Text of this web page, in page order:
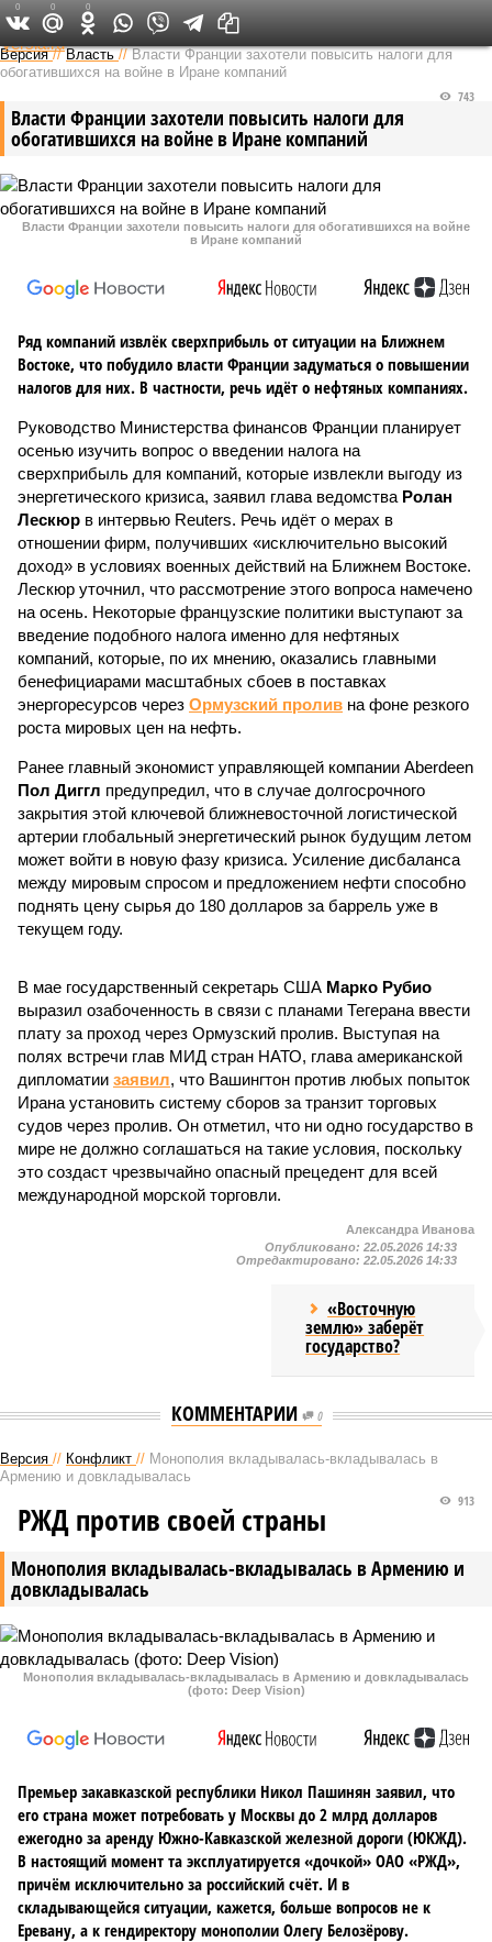
Федеральный выпуск
Версия //Власть //Власти Франции захотели повысить налоги для
обогатившихся на войне в Иране компаний
Власти Франции захотели повысить налоги для
обогатившихся на войне в Иране компаний
743
Власти Франции захотели повысить налоги для обогатившихся на войне
в Иране компаний
Ряд компаний извлёк сверхприбыль от ситуации на Ближнем
Востоке, что побудило власти Франции задуматься о повышении
налогов для них. В частности, речь идёт о нефтяных компаниях.
Руководство Министерства финансов Франции планирует
осенью изучить вопрос о введении налога на
сверхприбыль для компаний, которые извлекли выгоду из
энергетического кризиса, заявил глава ведомства Ролан
Лескюр в интервью Reuters. Речь идёт о мерах в
отношении фирм, получивших «исключительно высокий
доход» в условиях военных действий на Ближнем Востоке.
Лескюр уточнил, что рассмотрение этого вопроса намечено
на осень. Некоторые французские политики выступают за
введение подобного налога именно для нефтяных
компаний, которые, по их мнению, оказались главными
бенефициарами масштабных сбоев в поставках
энергоресурсов через Ормузский пролив на фоне резкого
роста мировых цен на нефть.
Ранее главный экономист управляющей компании Aberdeen
Пол Диггл предупредил, что в случае долгосрочного
закрытия этой ключевой ближневосточной логистической
артерии глобальный энергетический рынок будущим летом
может войти в новую фазу кризиса. Усиление дисбаланса
между мировым спросом и предложением нефти способно
поднять цену сырья до 180 долларов за баррель уже в
текущем году.
В мае государственный секретарь США Марко Рубио
выразил озабоченность в связи с планами Тегерана ввести
плату за проход через Ормузский пролив. Выступая на
полях встречи глав МИД стран НАТО, глава американской
дипломатии заявил, что Вашингтон против любых попыток
Ирана установить систему сборов за транзит торговых
судов через пролив. Он отметил, что ни одно государство в
мире не должно соглашаться на такие условия, поскольку
это создаст чрезвычайно опасный прецедент для всей
международной морской торговли.
0 0 0
Александра Иванова
Опубликовано: 22.05.2026 14:33
Отредактировано: 22.05.2026 14:33
«Восточную
землю» заберёт
государство?
КОММЕНТАРИИ 0
Версия // Конфликт // Монополия вкладывалась-вкладывалась в
Армению и довкладывалась
Монополия вкладывалась-вкладывалась в Армению и
довкладывалась
913
РЖД против своей страны
Монополия вкладывалась-вкладывалась в Армению и довкладывалась
(фото: Deep Vision)
Премьер закавказской республики Никол Пашинян заявил, что
его страна может потребовать у Москвы до 2 млрд долларов
ежегодно за аренду Южно-Кавказской железной дороги (ЮКЖД).
В настоящий момент та эксплуатируется «дочкой» ОАО «РЖД»,
причём исключительно за российский счёт. И в
складывающейся ситуации, кажется, больше вопросов не к
Еревану, а к гендиректору монополии Олегу Белозёрову.